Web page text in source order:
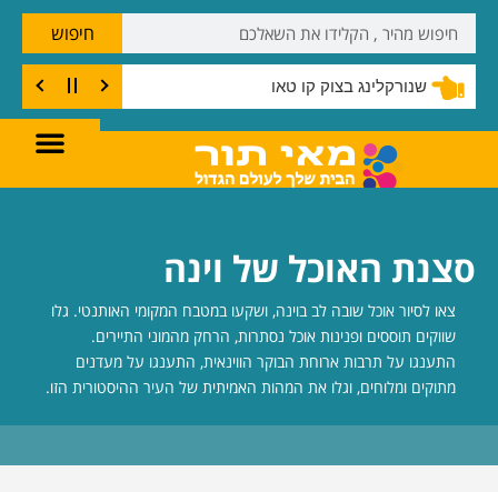
שנורקלינג בצוק קו טאו
חיפוש
סצנת האוכל של וינה
צאו לסיור אוכל שובה לב בוינה, ושקעו במטבח המקומי האותנטי. גלו
שווקים תוססים ופנינות אוכל נסתרות, הרחק מהמוני התיירים.
התענגו על תרבות ארוחת הבוקר הווינאית, התענגו על מעדנים
מתוקים ומלוחים, וגלו את המהות האמיתית של העיר ההיסטורית הזו.